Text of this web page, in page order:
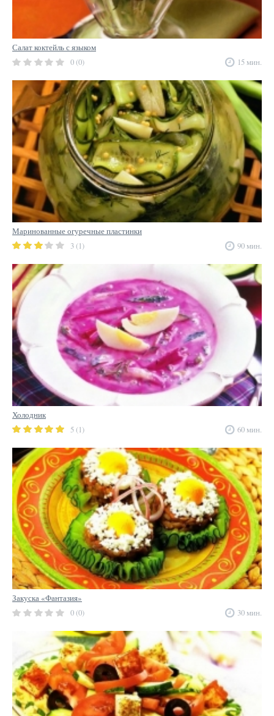
Салат коктейль с языком
0 (0)
15 мин.
Маринованные огуречные пластинки
3 (1)
90 мин.
Холодник
5 (1)
60 мин.
Закуска «Фантазия»
0 (0)
30 мин.